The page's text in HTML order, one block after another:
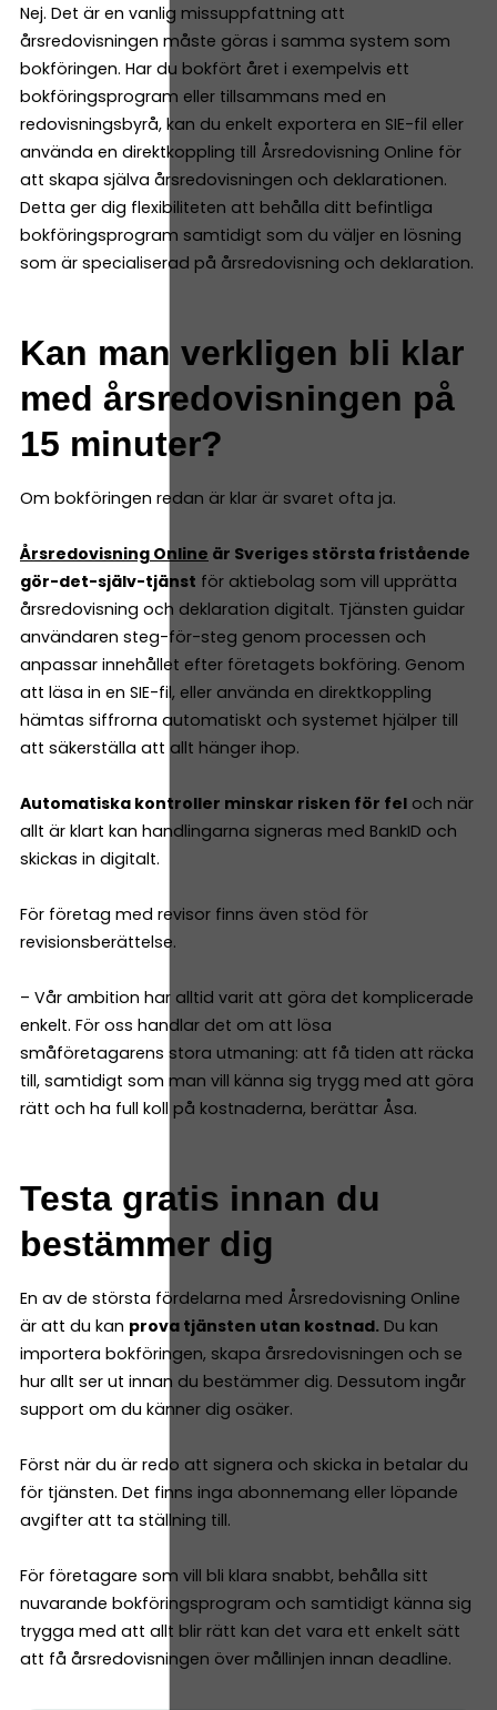
Nej. Det är en vanlig missuppfattning att
årsredovisningen måste göras i samma system som
bokföringen. Har du bokfört året i exempelvis ett
bokföringsprogram eller tillsammans med en
redovisningsbyrå, kan du enkelt exportera en SIE-fil eller
använda en direktkoppling till Årsredovisning Online för
att skapa själva årsredovisningen och deklarationen.
Detta ger dig flexibiliteten att behålla ditt befintliga
bokföringsprogram samtidigt som du väljer en lösning
som är specialiserad på årsredovisning och deklaration.
Kan man verkligen bli klar
med årsredovisningen på
15 minuter?
Om bokföringen redan är klar är svaret ofta ja.
Årsredovisning Online är Sveriges största fristående
gör-det-själv-tjänst för aktiebolag som vill upprätta
årsredovisning och deklaration digitalt. Tjänsten guidar
användaren steg-för-steg genom processen och
anpassar innehållet efter företagets bokföring. Genom
att läsa in en SIE-fil, eller använda en direktkoppling
hämtas siffrorna automatiskt och systemet hjälper till
att säkerställa att allt hänger ihop.
Automatiska kontroller minskar risken för fel och när
allt är klart kan handlingarna signeras med BankID och
skickas in digitalt.
För företag med revisor finns även stöd för
revisionsberättelse.
– Vår ambition har alltid varit att göra det komplicerade
enkelt. För oss handlar det om att lösa
småföretagarens stora utmaning: att få tiden att räcka
till, samtidigt som man vill känna sig trygg med att göra
rätt och ha full koll på kostnaderna, berättar Åsa.
Testa gratis innan du
bestämmer dig
En av de största fördelarna med Årsredovisning Online
är att du kan prova tjänsten utan kostnad. Du kan
importera bokföringen, skapa årsredovisningen och se
hur allt ser ut innan du bestämmer dig. Dessutom ingår
support om du känner dig osäker.
Först när du är redo att signera och skicka in betalar du
för tjänsten. Det finns inga abonnemang eller löpande
avgifter att ta ställning till.
För företagare som vill bli klara snabbt, behålla sitt
nuvarande bokföringsprogram och samtidigt känna sig
trygga med att allt blir rätt kan det vara ett enkelt sätt
att få årsredovisningen över mållinjen innan deadline.